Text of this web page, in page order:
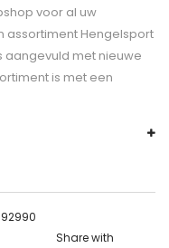
voor al uw
assortiment Hengelsport
aangevuld met nieuwe
is met een
Share with